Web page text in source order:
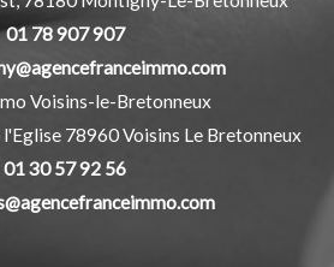
01 78 907 907
Voisins-le-Bretonneux
l'Eglise 78960Voisins Le Bretonneux
01 30 57 92 56